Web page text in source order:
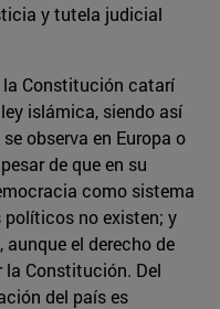
y tutela judicial
la Constitución catarí
islámica, siendo así
observa en Europa o
de que en su
como sistema
no existen; y
el derecho de
Constitución. Del
del país es